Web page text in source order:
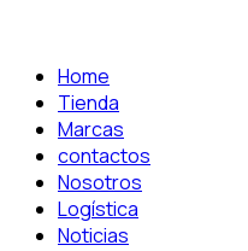
Home
Tienda
Marcas
contactos
Nosotros
Logística
Noticias